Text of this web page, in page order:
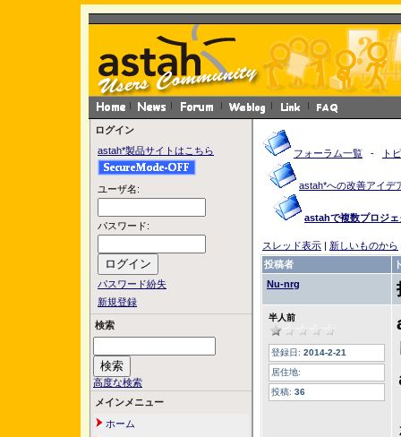
ログイン
astah*製品サイトはこちら
ユーザ名:
パスワード:
パスワード紛失
新規登録
検索
高度な検索
メインメニュー
ホーム
フォーラム一覧 - ト
astah*への改善アイデ
astahで複数プロジ
スレッド表示 | 新しいものから
投稿者
Nu-nrg
半人前
登録日: 2014-2-21
居住地:
投稿: 36